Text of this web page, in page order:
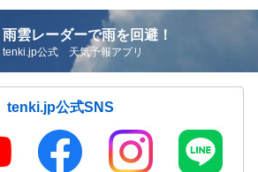
雨雲レーダーで雨を回避！
tenki.jp公式 天気予報アプリ
tenki.jp公式SNS